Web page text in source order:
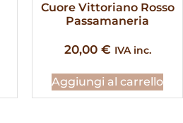
Cuore Vittoriano Rosso
Passamaneria
20,00 € IVA inc.
Aggiungi al carrello